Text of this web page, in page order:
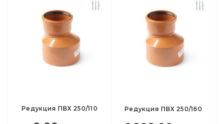
Редукция ПВХ 250/110 Редукция ПВХ 250/160